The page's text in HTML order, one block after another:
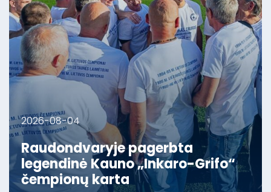
2026-08-04
Raudondvaryje pagerbta
legendinė Kauno „Inkaro-Grifo“
čempionų karta